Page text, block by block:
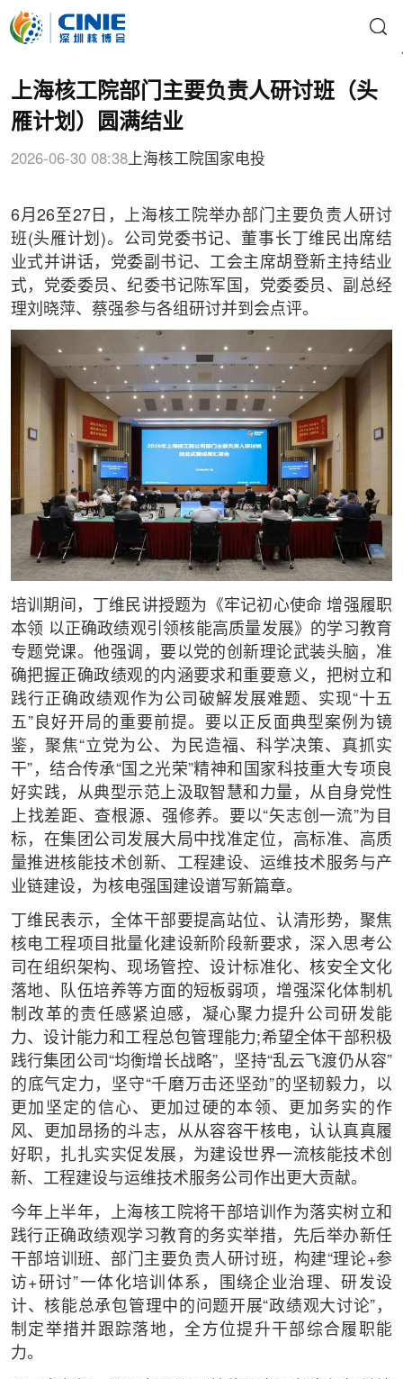
上海核工院部门主要负责人研讨班（头
雁计划）圆满结业
2026-06-30 08:38上海核工院 国家电投
6月26至27日，上海核工院举办部门主要负责人研讨
班(头雁计划)。公司党委书记、董事长丁维民出席结
业式并讲话，党委副书记、工会主席胡登新主持结业
式，党委委员、纪委书记陈军国，党委委员、副总经
理刘晓萍、蔡强参与各组研讨并到会点评。
培训期间，丁维民讲授题为《牢记初心使命 增强履职
本领 以正确政绩观引领核能高质量发展》的学习教育
专题党课。他强调，要以党的创新理论武装头脑，准
确把握正确政绩观的内涵要求和重要意义，把树立和
践行正确政绩观作为公司破解发展难题、实现“十五
五”良好开局的重要前提。要以正反面典型案例为镜
鉴，聚焦“立党为公、为民造福、科学决策、真抓实
干”，结合传承“国之光荣”精神和国家科技重大专项良
好实践，从典型示范上汲取智慧和力量，从自身党性
上找差距、查根源、强修养。要以“矢志创一流”为目
标，在集团公司发展大局中找准定位，高标准、高质
量推进核能技术创新、工程建设、运维技术服务与产
业链建设，为核电强国建设谱写新篇章。
丁维民表示，全体干部要提高站位、认清形势，聚焦
核电工程项目批量化建设新阶段新要求，深入思考公
司在组织架构、现场管控、设计标准化、核安全文化
落地、队伍培养等方面的短板弱项，增强深化体制机
制改革的责任感紧迫感，凝心聚力提升公司研发能
力、设计能力和工程总包管理能力;希望全体干部积极
践行集团公司“均衡增长战略”，坚持“乱云飞渡仍从容”
的底气定力，坚守“千磨万击还坚劲”的坚韧毅力，以
更加坚定的信心、更加过硬的本领、更加务实的作
风、更加昂扬的斗志，从从容容干核电，认认真真履
好职，扎扎实实促发展，为建设世界一流核能技术创
新、工程建设与运维技术服务公司作出更大贡献。
今年上半年，上海核工院将干部培训作为落实树立和
践行正确政绩观学习教育的务实举措，先后举办新任
干部培训班、部门主要负责人研讨班，构建“理论+参
访+研讨”一体化培训体系，围绕企业治理、研发设
计、核能总承包管理中的问题开展“政绩观大讨论”，
制定举措并跟踪落地，全方位提升干部综合履职能
力。